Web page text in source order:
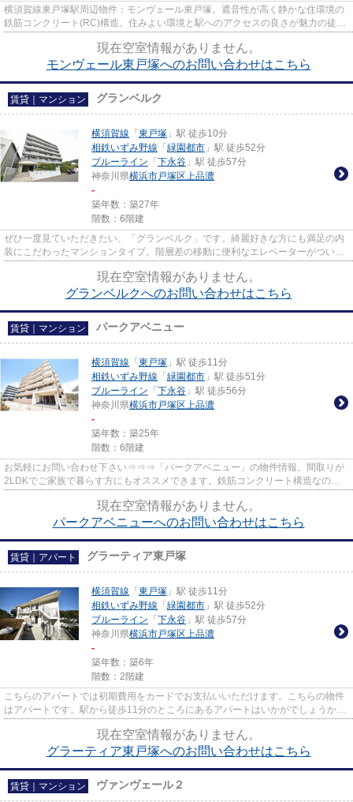
横須賀線東戸塚駅周辺物件：モンヴェール東戸塚。遮音性が高く静かな住環境の
鉄筋コンクリート(RC)構造。住みよい環境と駅へのアクセスの良さが魅力の徒歩
現在空室情報がありません。
モンヴェール東戸塚へのお問い合わせはこちら
賃貸｜マンション グランベルク
横須賀線 「 東戸塚 」駅 徒歩10分
相鉄いずみ野線 「 緑園都市 」駅 徒歩52分
ブルーライン 「 下永谷 」駅 徒歩57分
神奈川県横浜市戸塚区上品濃
-
築年数：築27年
階数：6階建
ぜひ一度見ていただきたい、「グランベルク」です。綺麗好きな方にも満足の内
装にこだわったマンションタイプ。階層差の移動に便利なエレベーターがついて
現在空室情報がありません。
グランベルクへのお問い合わせはこちら
賃貸｜マンション パークアベニュー
横須賀線 「 東戸塚 」駅 徒歩11分
相鉄いずみ野線 「 緑園都市 」駅 徒歩51分
ブルーライン 「 下永谷 」駅 徒歩56分
神奈川県横浜市戸塚区上品濃
-
築年数：築25年
階数：6階建
お気軽にお問い合わせ下さい⇒⇒⇒「パークアベニュー」の物件情報。間取りが
2LDKでご家族で暮らす方にもオススメできます。鉄筋コンクリート構造なので
現在空室情報がありません。
パークアベニューへのお問い合わせはこちら
賃貸｜アパート グラーティア東戸塚
横須賀線 「 東戸塚 」駅 徒歩11分
相鉄いずみ野線 「 緑園都市 」駅 徒歩52分
ブルーライン 「 下永谷 」駅 徒歩57分
神奈川県横浜市戸塚区上品濃
-
築年数：築6年
階数：2階建
こちらのアパートでは初期費用をカードでお支払いいただけます。こちらの物件
はアパートです。駅から徒歩11分のところにあるアパートはいかがでしょうか。
現在空室情報がありません。
グラーティア東戸塚へのお問い合わせはこちら
賃貸｜マンション ヴァンヴェール２